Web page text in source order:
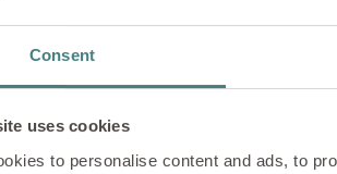
Consent
uses cookies
to personalise content and ads, to
Work Café
se:cove
mit mehreren Sesseln
Elementen und warmem Licht